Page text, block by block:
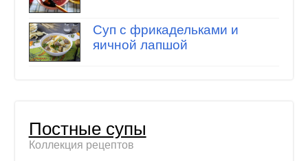
Суп с фрикадельками и
яичной лапшой
Постные супы
Коллекция рецептов